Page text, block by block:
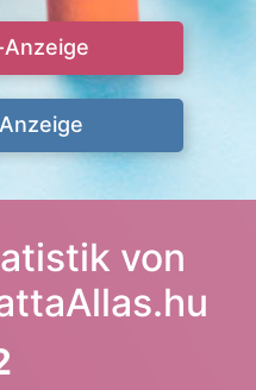
von